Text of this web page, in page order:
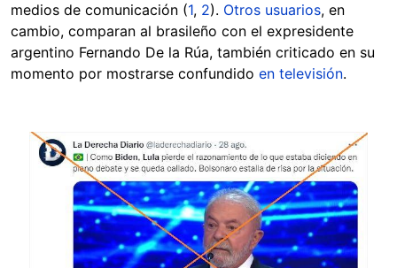
medios de comunicación (1, 2). Otros usuarios, en
cambio, comparan al brasileño con el expresidente
argentino Fernando De la Rúa, también criticado en su
momento por mostrarse confundido en televisión.
Image